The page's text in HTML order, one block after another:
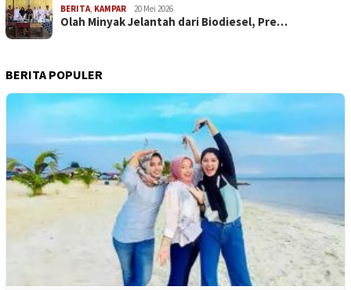
BERITA, KAMPAR 20 Mei 2026
Olah Minyak Jelantah dari Biodiesel, Pre…
BERITA POPULER